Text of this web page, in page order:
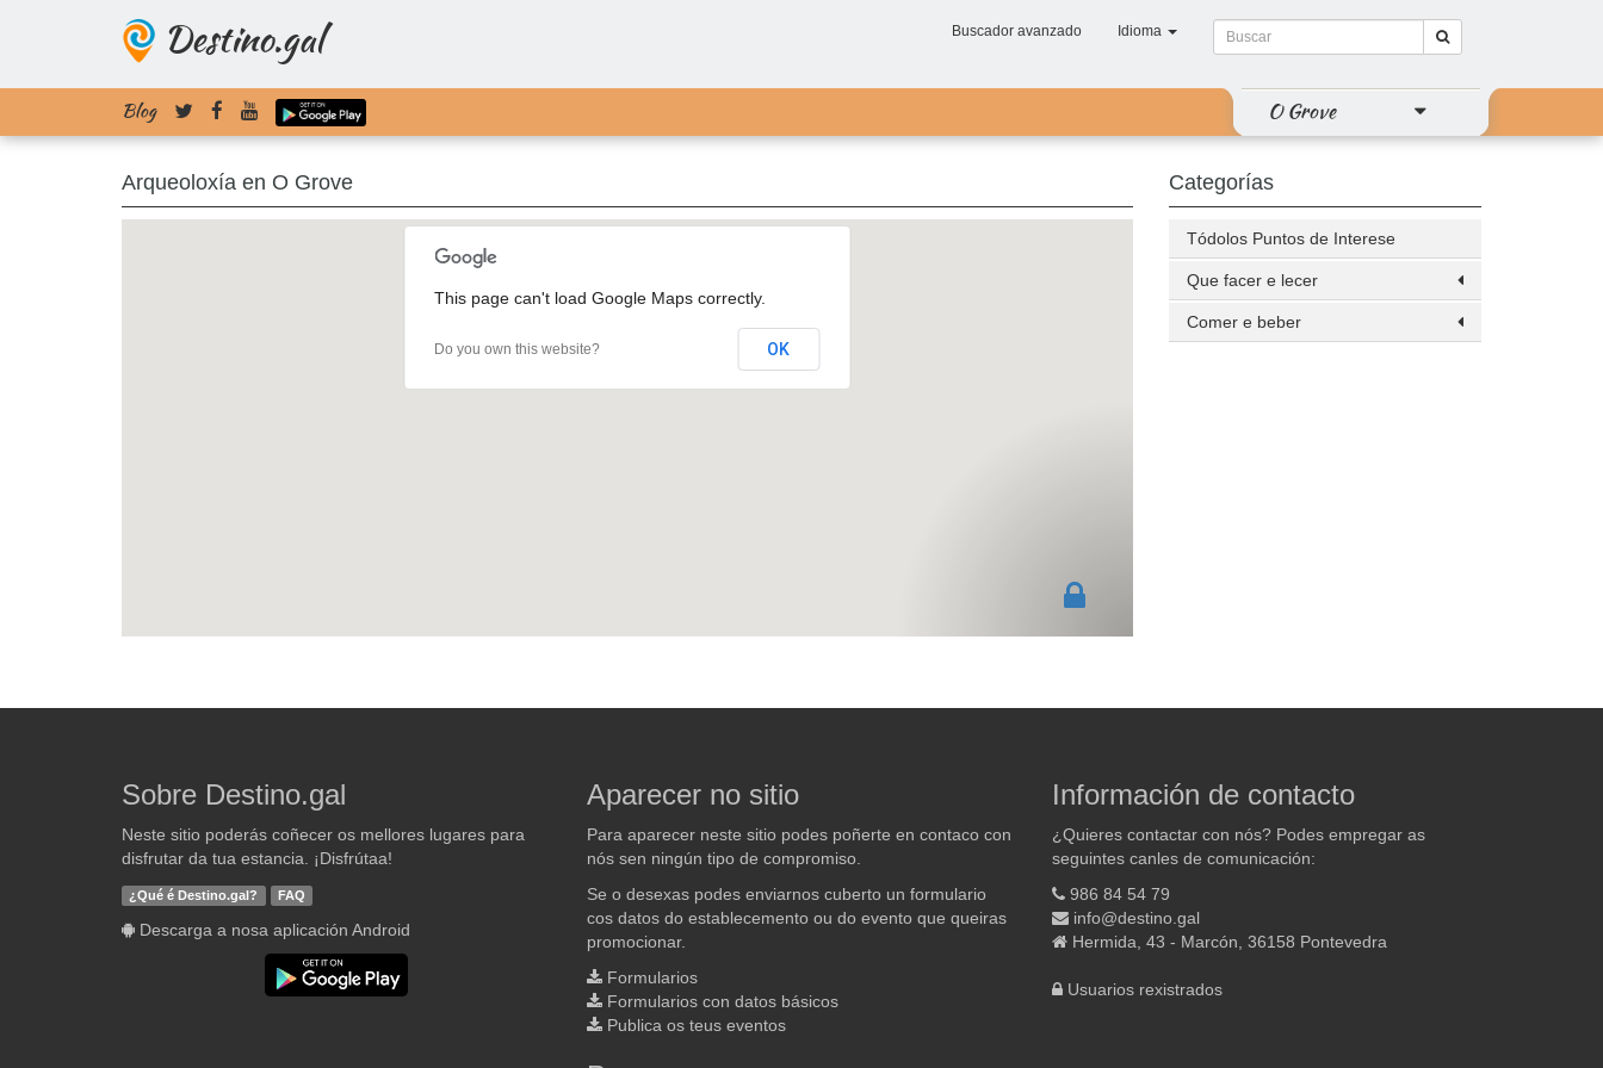
Destino.gal Buscador avanzado Idioma
Blog O Grove
Arqueoloxía en O Grove
This page can't load Google Maps correctly.
Do you own this website? OK
Categorías
Tódolos Puntos de Interese
Que facer e lecer
Comer e beber
Sobre Destino.gal
Neste sitio poderás coñecer os mellores lugares para
disfrutar da tua estancia. ¡Disfrútaa!
¿Qué é Destino.gal? FAQ
Descarga a nosa aplicación Android
Aparecer no sitio
Para aparecer neste sitio podes poñerte en contaco con
nós sen ningún tipo de compromiso.
Se o desexas podes enviarnos cuberto un formulario
cos datos do establecemento ou do evento que queiras
promocionar.
Formularios
Formularios con datos básicos
Publica os teus eventos
Información de contacto
¿Quieres contactar con nós? Podes empregar as
seguintes canles de comunicación:
986 84 54 79
info@destino.gal
Hermida, 43 - Marcón, 36158 Pontevedra
Usuarios rexistrados